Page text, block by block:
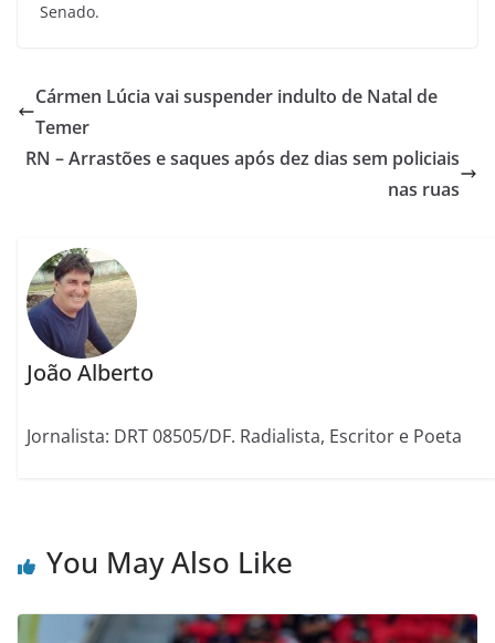
Senado.
Cármen Lúcia vai suspender indulto de Natal de
Temer
RN – Arrastões e saques após dez dias sem policiais
nas ruas
João Alberto
Jornalista: DRT 08505/DF. Radialista, Escritor e Poeta
You May Also Like